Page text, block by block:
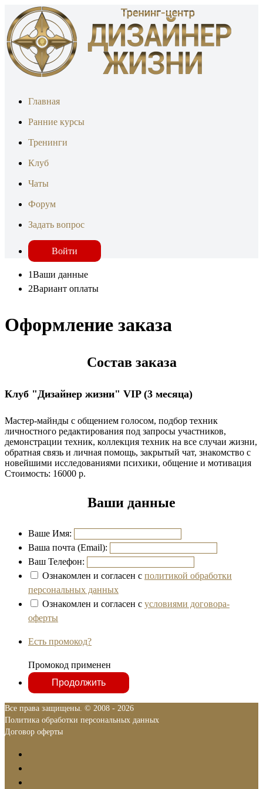
Главная
Ранние курсы
Тренинги
Клуб
Чаты
Форум
Задать вопрос
Войти
1Ваши данные
2Вариант оплаты
Оформление заказа
Состав заказа
Клуб "Дизайнер жизни" VIP (3 месяца)
Мастер-майнды с общением голосом, подбор техник
личностного редактирования под запросы участников,
демонстрации техник, коллекция техник на все случаи жизни,
обратная связь и личная помощь, закрытый чат, знакомство с
новейшими исследованиями психики, общение и мотивация
Стоимость: 16000 р.
Ваши данные
Ваше Имя:
Ваша почта (Email):
Ваш Телефон:
Ознакомлен и согласен с политикой обработки
персональных данных
Ознакомлен и согласен с условиями договора-
оферты
Есть промокод?
Промокод применен
Все права защищены. © 2008 - 2026
Политика обработки персональных данных
Договор оферты